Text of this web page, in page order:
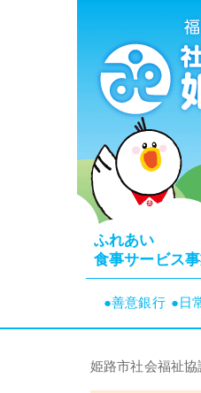
ふれあい
食事サービス
●善意銀行 ●日
姫路市社会福祉協